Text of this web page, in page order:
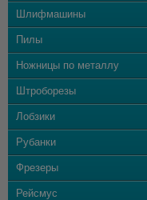
Шлифмашины
Пилы
Ножницы по металлу
Штроборезы
Лобзики
Рубанки
Фрезеры
Рейсмус